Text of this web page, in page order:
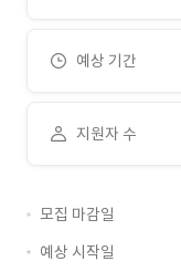
예상 기간
지원자 수
모집 마감일
예상 시작일